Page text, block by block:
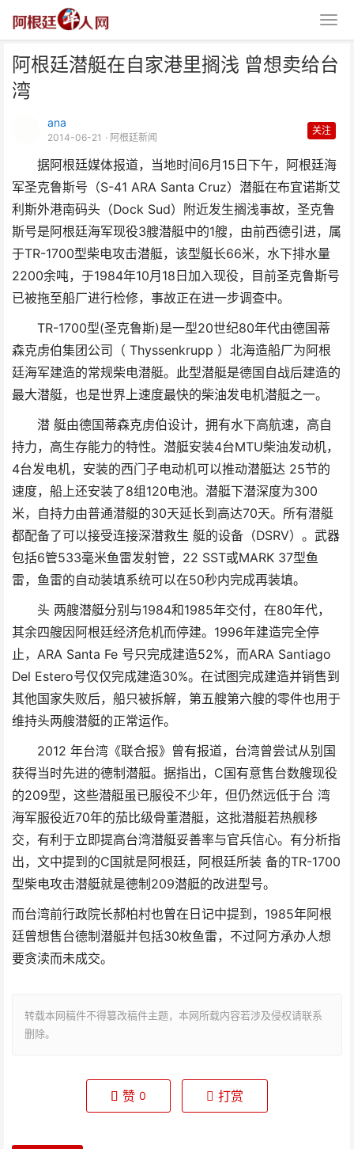
阿根廷潜艇在自家港里搁浅 曾想卖给台
湾
ana
2014-06-21 · 阿根廷新闻
关注
据阿根廷媒体报道，当地时间6月15日下午，阿根廷海
军圣克鲁斯号（S-41 ARA Santa Cruz）潜艇在布宜诺斯艾
利斯外港南码头（Dock Sud）附近发生搁浅事故，圣克鲁
斯号是阿根廷海军现役3艘潜艇中的1艘，由前西德引进，属
于TR-1700型柴电攻击潜艇，该型艇长66米，水下排水量
2200余吨，于1984年10月18日加入现役，目前圣克鲁斯号
已被拖至船厂进行检修，事故正在进一步调查中。
TR-1700型(圣克鲁斯)是一型20世纪80年代由德国蒂
森克虏伯集团公司（ Thyssenkrupp ）北海造船厂为阿根
廷海军建造的常规柴电潜艇。此型潜艇是德国自战后建造的
最大潜艇，也是世界上速度最快的柴油发电机潜艇之一。
潜 艇由德国蒂森克虏伯设计，拥有水下高航速，高自
持力，高生存能力的特性。潜艇安装4台MTU柴油发动机，
4台发电机，安装的西门子电动机可以推动潜艇达 25节的
速度，船上还安装了8组120电池。潜艇下潜深度为300
米，自持力由普通潜艇的30天延长到高达70天。所有潜艇
都配备了可以接受连接深潜救生 艇的设备（DSRV）。武器
包括6管533毫米鱼雷发射管，22 SST或MARK 37型鱼
雷，鱼雷的自动装填系统可以在50秒内完成再装填。
头 两艘潜艇分别与1984和1985年交付，在80年代，
其余四艘因阿根廷经济危机而停建。1996年建造完全停
止，ARA Santa Fe 号只完成建造52%，而ARA Santiago
Del Estero号仅仅完成建造30%。在试图完成建造并销售到
其他国家失败后，船只被拆解，第五艘第六艘的零件也用于
维持头两艘潜艇的正常运作。
2012 年台湾《联合报》曾有报道，台湾曾尝试从别国
获得当时先进的德制潜艇。据指出，C国有意售台数艘现役
的209型，这些潜艇虽已服役不少年，但仍然远低于台 湾
海军服役近70年的茄比级骨董潜艇，这批潜艇若热舰移
交，有利于立即提高台湾潜艇妥善率与官兵信心。有分析指
出，文中提到的C国就是阿根廷，阿根廷所装 备的TR-1700
型柴电攻击潜艇就是德制209潜艇的改进型号。
而台湾前行政院长郝柏村也曾在日记中提到，1985年阿根
廷曾想售台德制潜艇并包括30枚鱼雷，不过阿方承办人想
要贪渎而未成交。
转载本网稿件不得篡改稿件主题，本网所载内容若涉及侵权请联系
删除。
阿根廷潜艇在自家港里搁浅 曾想
卖给台湾
赞 0 打赏